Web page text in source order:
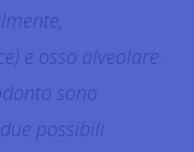
e osso alveolare.
sono
possibili